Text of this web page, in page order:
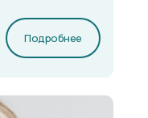
Подробнее